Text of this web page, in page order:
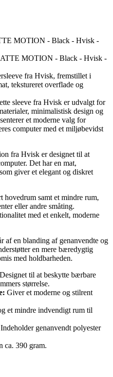
MOTION - Black - Hvisk -
fra Hvisk, fremstillet i
tekstureret overflade og
sleeve fra Hvisk er udvalgt for
minimalistisk design og
et moderne valg for
computer med et miljøbevidst
fra Hvisk er designet til at
Det har en mat,
giver et elegant og diskret
hovedrum samt et mindre rum,
eller andre småting.
med et enkelt, moderne
af en blanding af genanvendte og
en mere bæredygtig
med holdbarheden.
Designet til at beskytte bærbare
størrelse.
Giver et moderne og stilrent
et mindre indvendigt rum til
Indeholder genanvendt polyester
ca. 390 gram.